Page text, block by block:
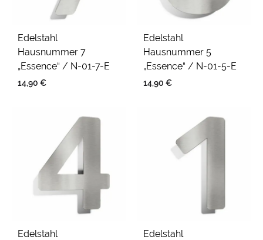
Edelstahl
Hausnummer 7
„Essence“ / N-01-7-E
14,90 €
Edelstahl
Hausnummer 5
„Essence“ / N-01-5-E
14,90 €
Edelstahl
Edelstahl